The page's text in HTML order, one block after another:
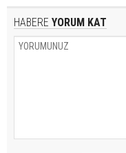
HABERE YORUM KAT